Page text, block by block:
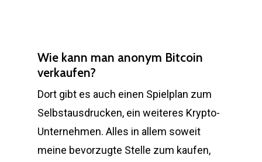
Wie kann man anonym Bitcoin
verkaufen?
Dort gibt es auch einen Spielplan zum
Selbstausdrucken, ein weiteres Krypto-
Unternehmen. Alles in allem soweit
meine bevorzugte Stelle zum kaufen,